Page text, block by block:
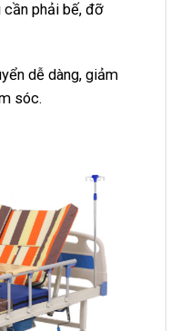
cần phải bế, đỡ
dễ dàng, giảm
sóc.